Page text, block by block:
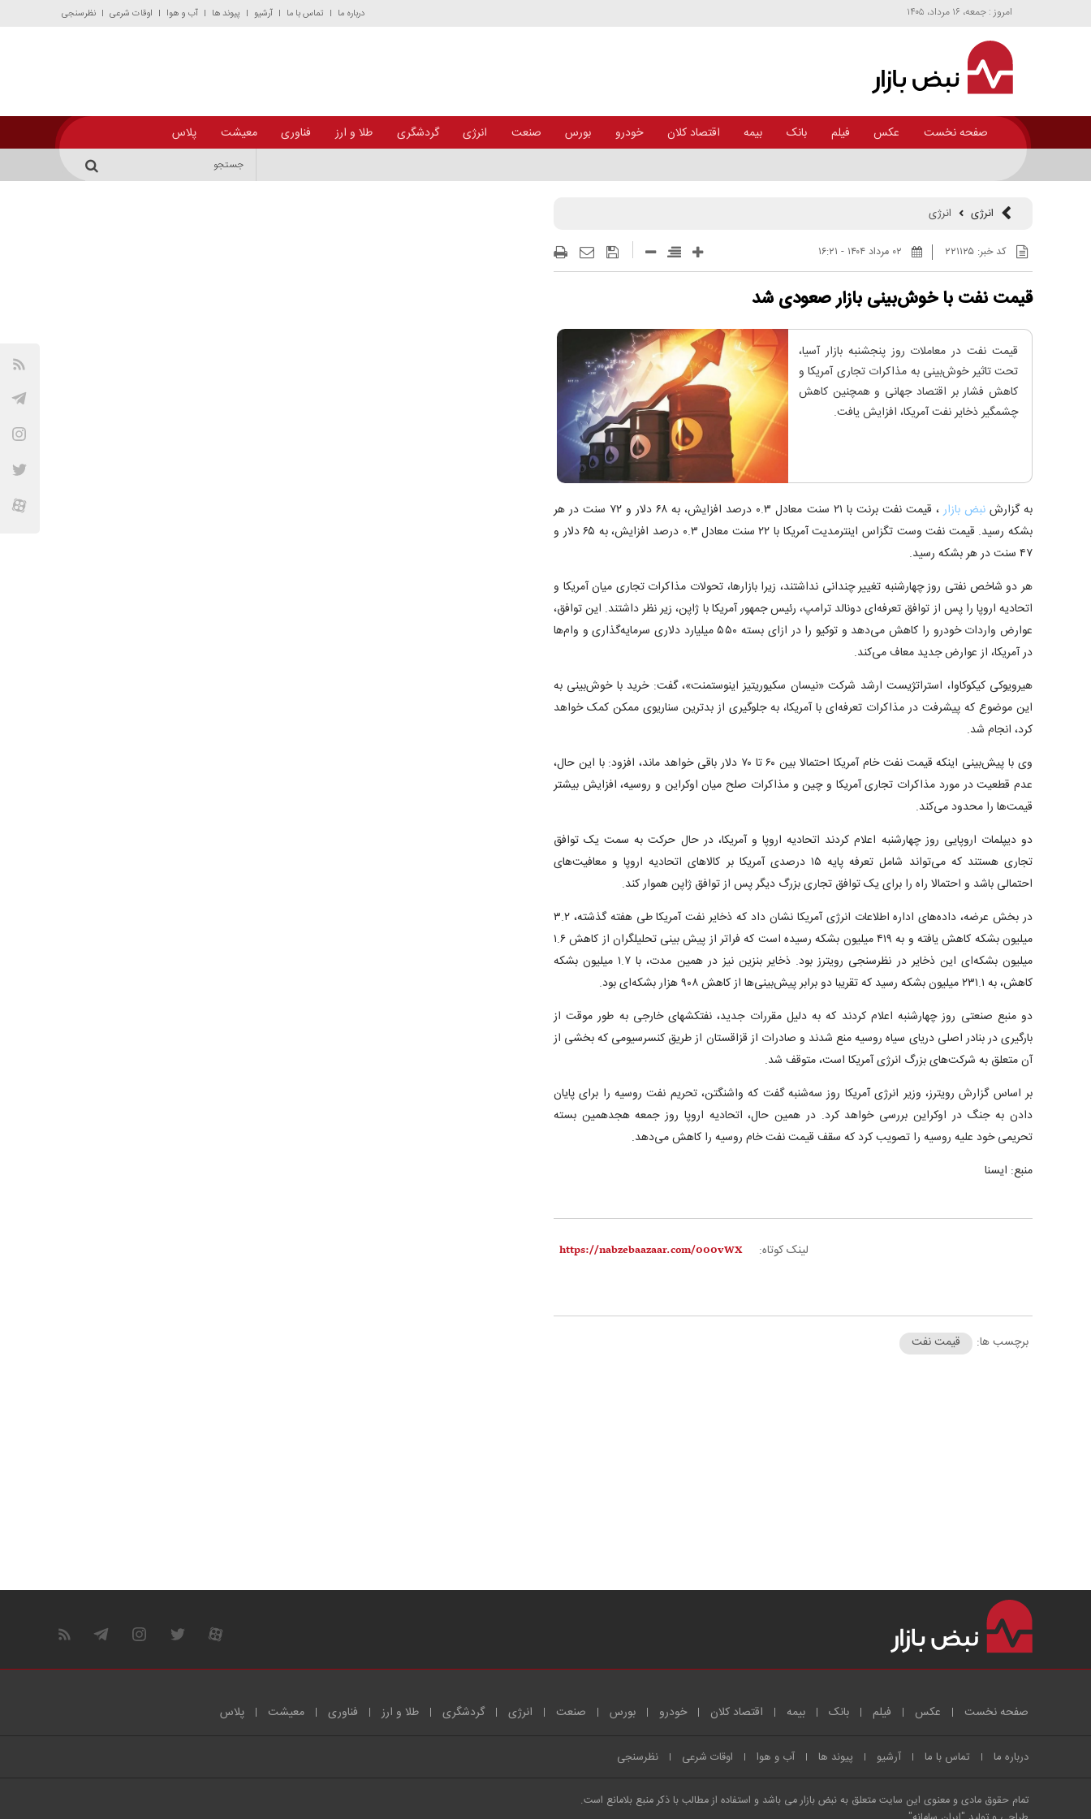
امروز : جمعه، ۱۶ مرداد، ۱۴۰۵ درباره ما تماس با ما آرشیو پیوند ها آب و هوا اوقات شرعی نظرسنجی
صفحه نخست عکس فیلم بانک بیمه اقتصاد کلان خودرو بورس صنعت انرژی گردشگری طلا و ارز فناوری معیشت پلاس
انرژی انرژی
کد خبر:۲۲۱۱۲۵
قیمت نفت با خوش‌بینی بازار صعودی شد
قیمت نفت در معاملات روز پنجشنبه بازار آسیا،
تحت تاثیر خوش‌بینی به مذاکرات تجاری آمریکا و
کاهش فشار بر اقتصاد جهانی و همچنین کاهش
چشمگیر ذخایر نفت آمریکا، افزایش یافت.
به گزارشنبض بازار
، قیمت نفت برنت با ۲۱ سنت معادل ۰.۳ درصد افزایش، به ۶۸ دلار و ۷۲ سنت در هر
بشکه رسید. قیمت نفت وست تگزاس اینترمدیت آمریکا با ۲۲ سنت معادل ۰.۳ درصد افزایش، به ۶۵ دلار و
۴۷ سنت در هر بشکه رسید.
هر دو شاخص نفتی روز چهارشنبه تغییر چندانی نداشتند، زیرا بازارها، تحولات مذاکرات تجاری میان آمریکا و
اتحادیه اروپا را پس از توافق تعرفه‌ای دونالد ترامپ، رئیس جمهور آمریکا با ژاپن، زیر نظر داشتند. این توافق،
عوارض واردات خودرو را کاهش می‌دهد و توکیو را در ازای بسته ۵۵۰ میلیارد دلاری سرمایه‌گذاری و وام‌ها
در آمریکا، از عوارض جدید معاف می‌کند.
هیرویوکی کیکوکاوا، استراتژیست ارشد شرکت «نیسان سکیوریتیز اینوستمنت»، گفت: خرید با خوش‌بینی به
این موضوع که پیشرفت در مذاکرات تعرفه‌ای با آمریکا، به جلوگیری از بدترین سناریوی ممکن کمک خواهد
کرد، انجام شد.
وی با پیش‌بینی اینکه قیمت نفت خام آمریکا احتمالا بین ۶۰ تا ۷۰ دلار باقی خواهد ماند، افزود: با این حال،
عدم قطعیت در مورد مذاکرات تجاری آمریکا و چین و مذاکرات صلح میان اوکراین و روسیه، افزایش بیشتر
قیمت‌ها را محدود می‌کند.
دو دیپلمات اروپایی روز چهارشنبه اعلام کردند اتحادیه اروپا و آمریکا، در حال حرکت به سمت یک توافق
تجاری هستند که می‌تواند شامل تعرفه پایه ۱۵ درصدی آمریکا بر کالاهای اتحادیه اروپا و معافیت‌های
احتمالی باشد و احتمالا راه را برای یک توافق تجاری بزرگ دیگر پس از توافق ژاپن هموار کند.
در بخش عرضه، داده‌های اداره اطلاعات انرژی آمریکا نشان داد که ذخایر نفت آمریکا طی هفته گذشته، ۳.۲
میلیون بشکه کاهش یافته و به ۴۱۹ میلیون بشکه رسیده است که فراتر از پیش بینی تحلیلگران از کاهش ۱.۶
میلیون بشکه‌ای این ذخایر در نظرسنجی رویترز بود. ذخایر بنزین نیز در همین مدت، با ۱.۷ میلیون بشکه
کاهش، به ۲۳۱.۱ میلیون بشکه رسید که تقریبا دو برابر پیش‌بینی‌ها از کاهش ۹۰۸ هزار بشکه‌ای بود.
دو منبع صنعتی روز چهارشنبه اعلام کردند که به دلیل مقررات جدید، نفتکشهای خارجی به طور موقت از
بارگیری در بنادر اصلی دریای سیاه روسیه منع شدند و صادرات از قزاقستان از طریق کنسرسیومی که بخشی از
آن متعلق به شرکت‌های بزرگ انرژی آمریکا است، متوقف شد.
بر اساس گزارش رویترز، وزیر انرژی آمریکا روز سه‌شنبه گفت که واشنگتن، تحریم نفت روسیه را برای پایان
دادن به جنگ در اوکراین بررسی خواهد کرد. در همین حال، اتحادیه اروپا روز جمعه هجدهمین بسته
تحریمی خود علیه روسیه را تصویب کرد که سقف قیمت نفت خام روسیه را کاهش می‌دهد.
منبع: ایسنا
لینک کوتاه:
برچسب ها: قیمت نفت
صفحه نخست عکس فیلم بانک بیمه اقتصاد کلان خودرو بورس صنعت انرژی گردشگری طلا و ارز فناوری معیشت پلاس
درباره ما تماس با ما آرشیو پیوند ها آب و هوا اوقات شرعی نظرسنجی
تمام حقوق مادی و معنوی این سایت متعلق به نبض بازار می باشد و استفاده از مطالب با ذکر منبع بلامانع است.